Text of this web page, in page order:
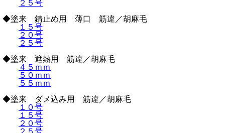
２５号
◆塗来 錆止め用 薄口 筋違／胡麻毛
１５号
２０号
２５号
◆塗来 遮熱用 筋違／胡麻毛
４５ｍｍ
５０ｍｍ
５５ｍｍ
◆塗来 ダメ込み用 筋違／胡麻毛
１０号
１５号
２０号
２５号